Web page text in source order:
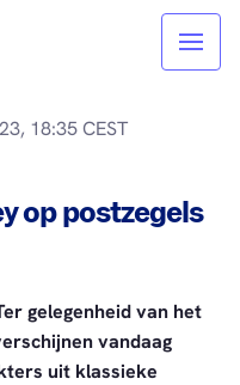
18:35 CEST
op postzegels
gelegenheid van het
vandaag
uit klassieke